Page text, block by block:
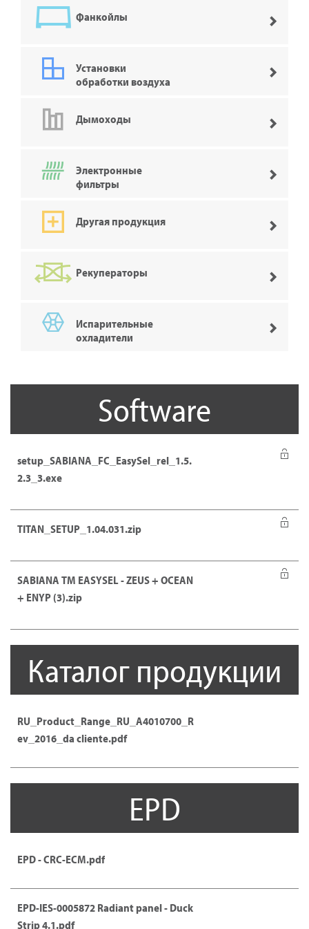
Фанкойлы
Установки
обработки воздуха
Дымоходы
Электронные
фильтры
Другая продукция
Рекуператоры
Испарительные
охладители
Software
setup_SABIANA_FC_EasySel_rel_1.5.
2.3_3.exe
TITAN_SETUP_1.04.031.zip
SABIANA TM EASYSEL - ZEUS + OCEAN
+ ENYP (3).zip
Каталог продукции
RU_Product_Range_RU_A4010700_R
ev_2016_da cliente.pdf
EPD
EPD - CRC-ECM.pdf
EPD-IES-0005872 Radiant panel - Duck
Strip 4.1.pdf